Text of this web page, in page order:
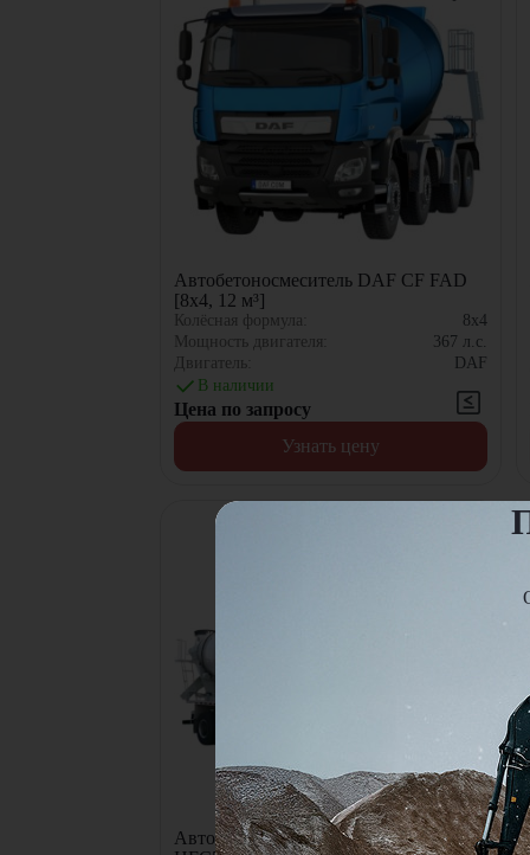
Автобетоносмеситель DAF CF FAD
[8x4, 12 м³]
Колёсная формула:
8x4
Мощность двигателя:
367 л.с.
Двигатель:
DAF
В наличии
Цена по запросу
Узнать цену
Автобетоносмеситель JAC